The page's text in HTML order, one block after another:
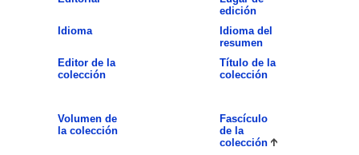
edición
Idioma
Idioma del
resumen
Editor de la
colección
Título de la
colección
Volumen de
la colección
Fascículo
de la
colección